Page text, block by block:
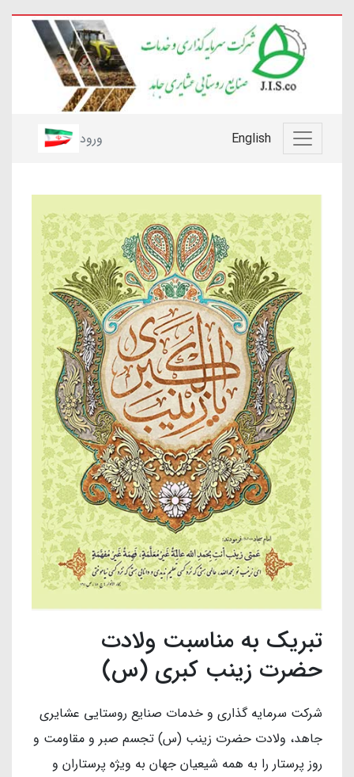
English ورود
تبریک به مناسبت ولادت
حضرت زینب کبری (س)
شرکت سرمایه گذاری و خدمات صنایع روستایی عشایری
جاهد، ولادت حضرت زینب (س) تجسم صبر و مقاومت و
روز پرستار را به همه شیعیان جهان به ویژه پرستاران و